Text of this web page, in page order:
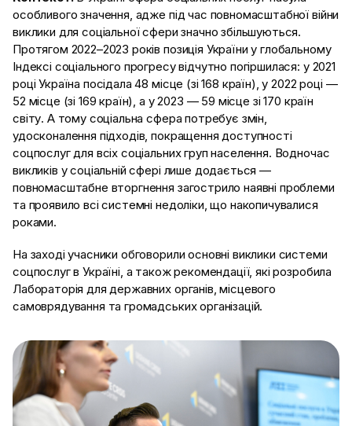
особливого значення, адже під час повномасштабної війни
виклики для соціальної сфери значно збільшуються.
Протягом 2022–2023 років позиція України у глобальному
Індексі соціального прогресу відчутно погіршилася: у 2021
році Україна посідала 48 місце (зі 168 країн), у 2022 році —
52 місце (зі 169 країн), а у 2023 — 59 місце зі 170 країн
світу. А тому соціальна сфера потребує змін,
удосконалення підходів, покращення доступності
соцпослуг для всіх соціальних груп населення. Водночас
викликів у соціальній сфері лише додається —
повномасштабне вторгнення загострило наявні проблеми
та проявило всі системні недоліки, що накопичувалися
роками.
На заході учасники обговорили основні виклики системи
соцпослуг в Україні, а також рекомендації, які розробила
Лабораторія для державних органів, місцевого
самоврядування та громадських організацій.